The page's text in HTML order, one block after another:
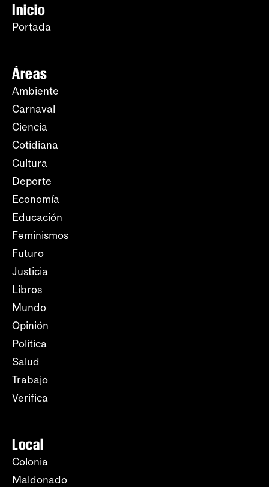
Inicio
Portada
Áreas
Ambiente
Carnaval
Ciencia
Cotidiana
Cultura
Deporte
Economía
Educación
Feminismos
Futuro
Justicia
Libros
Mundo
Opinión
Política
Salud
Trabajo
Verifica
Local
Colonia
Maldonado